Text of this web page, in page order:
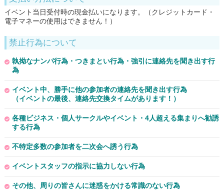
イベント当日受付時の現金払いになります。（クレジットカード・
電子マネーの使用はできません！）
禁止行為について
執拗なナンパ行為・つきまとい行為・強引に連絡先を聞き出す行
為
イベント中、勝手に他の参加者の連絡先を聞き出す行為
（イベントの最後、連絡先交換タイムがあります！）
各種ビジネス・個人サークルやイベント・4人超える集まりへ勧誘
する行為
不特定多数の参加者を二次会へ誘う行為
イベントスタッフの指示に協力しない行為
その他、周りの皆さんに迷惑をかける常識のない行為